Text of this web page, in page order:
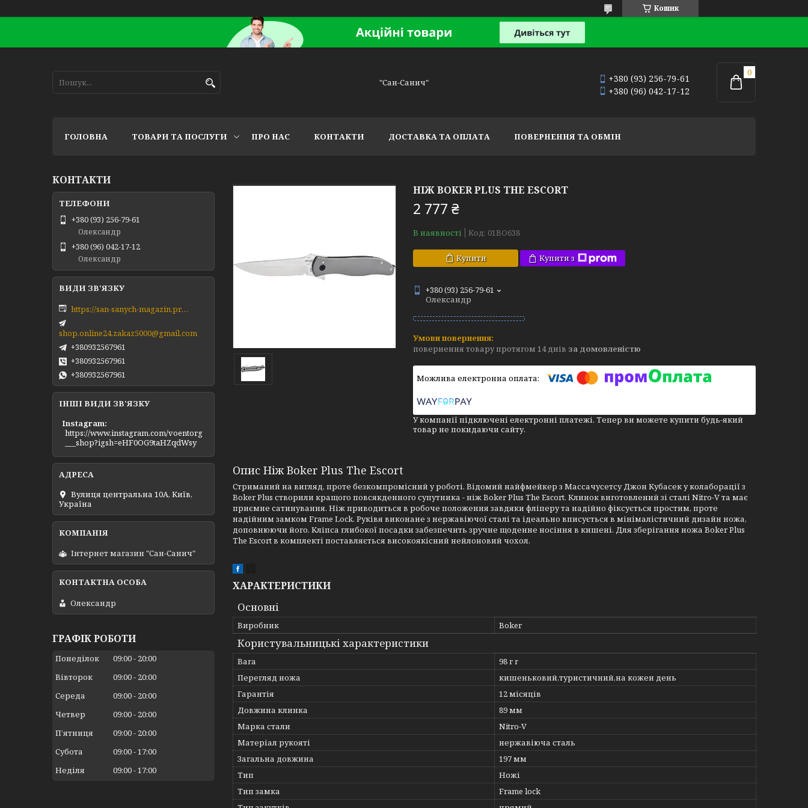
Кошик
"Сан-Санич"
+380 (93) 256-79-61
+380 (96) 042-17-12
ГОЛОВНА ТОВАРИ ТА ПОСЛУГИ ПРО НАС КОНТАКТИ ДОСТАВКА ТА ОПЛАТА ПОВЕРНЕННЯ ТА ОБМІН
НІЖ BOKER PLUS THE ESCORT
2 777 ₴
В наявності Код: 01BO638
Купити Купити з
+380 (93) 256-79-61
Олександр
повернення товару протягом 14 днів за домовленістю
У компанії підключені електронні платежі. Тепер ви можете купити будь-який
товар не покидаючи сайту.
Опис Ніж Boker Plus The Escort
Стриманий на вигляд, проте безкомпромісний у роботі. Відомий найфмейкер з Массачусетсу Джон Кубасек у колаборації з
Boker Plus створили кращого повсякденного супутника - ніж Boker Plus The Escort. Клинок виготовлений зі сталі Nitro-V та має
приємне сатинування. Ніж приводиться в робоче положення завдяки фліперу та надійно фіксується простим, проте
надійним замком Frame Lock. Руківя виконане з нержавіючої сталі та ідеально вписується в мінімалістичний дизайн ножа,
доповнюючи його. Кліпса глибокої посадки забезпечить зручне щоденне носіння в кишені. Для зберігання ножа Boker Plus
The Escort в комплекті поставляється високоякісний нейлоновий чохол.
ХАРАКТЕРИСТИКИ
Основні
Виробник Boker
Користувальницькі характеристики
Вага
98 г г
Перегляд ножа
кишеньковий,туристичний,на кожен день
Гарантія
12 місяців
Довжина клинка
89 мм
Марка стали
Nitro-V
Матеріал рукояті
нержавіюча сталь
Загальна довжина
197 мм
Тип
Ножі
Тип замка
Frame lock
КОНТАКТИ
+380 (93) 256-79-61
Олександр
+380 (96) 042-17-12
Олександр
https://san-sanych-magazin.prom.ua/ua/
shop.online24.zakaz5000@gmail.com
+380932567961
+380932567961
+380932567961
ІНШІ ВИДИ ЗВ'ЯЗКУ
Instagram
https://www.instagram.com/voentorg
___shop?igsh=eHF0OG9taHZqdWsy
Вулиця центральна 10А, Київ,
Україна
Інтернет магазин "Сан-Санич"
Олександр
ГРАФІК РОБОТИ
Понеділок 09:00
20:00
Вівторок
09:00
20:00
Середа
09:00
20:00
Четвер
09:00
20:00
Пʼятниця
09:00
20:00
Субота
09:00 17:00
Неділя
09:00 17:00